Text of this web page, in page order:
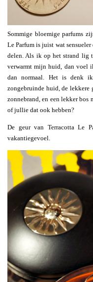
Sommige bloemige parfums
Le Parfum is juist wat
delen. Als ik op het strand lig
verwarmt mijn huid, dan voel
dan normaal. Het is denk
zongebruinde huid, de lekkere
zonnebrand, en een lekker bos
of jullie dat ook hebben?
De geur van Terracotta Le
vakantiegevoel.